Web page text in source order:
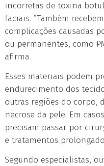
incorretas de toxina
faciais. “Também
complicações causadas
ou permanentes, como
afirma.
Esses materiais podem
endurecimento dos
outras regiões do corpo,
necrose da pele. Em
precisam passar por
e tratamentos
Segundo especialistas,